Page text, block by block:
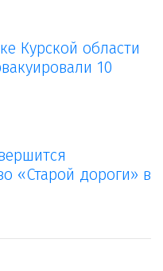
Курской области
10
«Старой дороги» в